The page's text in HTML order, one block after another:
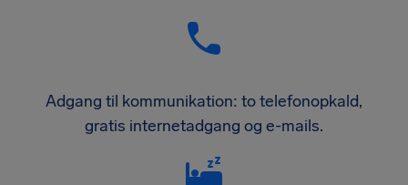
Adgang til kommunikation: to telefonopkald,
gratis internetadgang og e-mails.